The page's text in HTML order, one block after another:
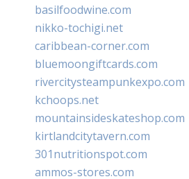
basilfoodwine.com
nikko-tochigi.net
caribbean-corner.com
bluemoongiftcards.com
rivercitysteampunkexpo.com
kchoops.net
mountainsideskateshop.com
kirtlandcitytavern.com
301nutritionspot.com
ammos-stores.com